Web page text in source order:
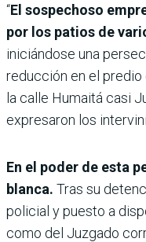
“El sospechoso
por los patios de
iniciándose una
reducción en el predio
la calle Humaitá casi
expresaron los
En el poder de esta
blanca. Tras su
policial y puesto a
como del Juzgado